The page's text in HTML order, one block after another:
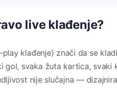
live klađenje?
klađenje) znači da se
gol, svaka žuta kartica, svaki
nije slučajna —